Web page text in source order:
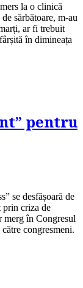
la o clinică
sărbătoare, m‑au
ar fi trebuit
în dimineața
pentru
se desfășoară de
prin criza de
merg în Congresul
congresmeni.